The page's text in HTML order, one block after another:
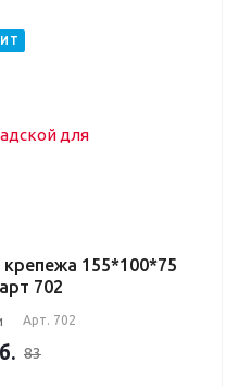
155*100*75
702
Арт. 702
83